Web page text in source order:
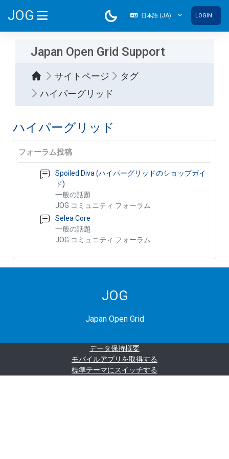
JOG 日本語 ‎(JA)‎ LOGIN
Japan Open Grid Support
サイトページ
タグ
ハイパーグリッド
ハイパーグリッド
フォーラム投稿
Spoiled Diva (ハイパーグリッドのショップガイ
ド)
一般の話題
JOG コミュニティ フォーラム
Selea Core
一般の話題
JOG コミュニティ フォーラム
JOG
Japan Open Grid
データ保持概要
モバイルアプリを取得する
標準テーマにスイッチする